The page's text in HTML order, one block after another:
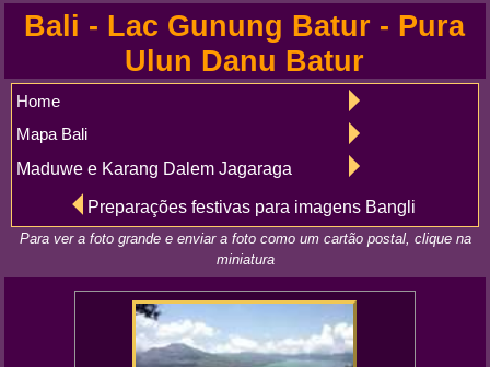
Bali - Lac Gunung Batur - Pura
Ulun Danu Batur
Home
Mapa Bali
Maduwe e Karang Dalem Jagaraga
Preparações festivas para imagens Bangli
Para ver a foto grande e enviar a foto como um cartão postal, clique na
miniatura